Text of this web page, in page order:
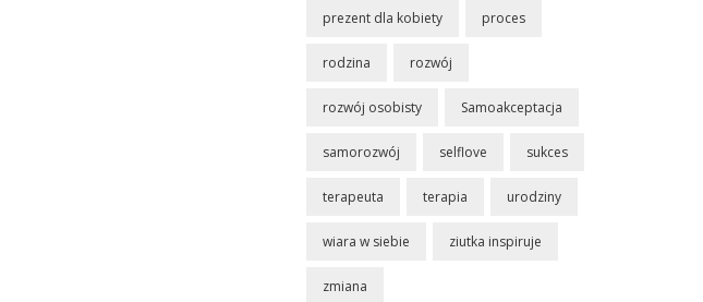
prezent dla kobiety proces
rodzina rozwój
rozwój osobisty Samoakceptacja
samorozwój selflove sukces
terapeuta terapia urodziny
wiara w siebie ziutka inspiruje
zmiana